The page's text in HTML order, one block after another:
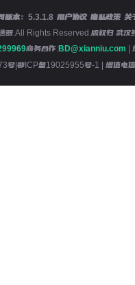
版本： 5.3.1.8 用户协议 隐私政策 关
.All Rights Reserved.版权归 武汉
商务合作:BD@xianniu.com |
号|鄂ICP备19025955号-1 | 增值电